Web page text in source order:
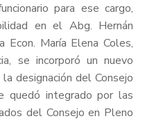
para ese cargo,
en el Abg. Hernán
María Elena Coles,
se incorporó un nuevo
designación del Consejo
quedó integrado por las
del Consejo en Pleno